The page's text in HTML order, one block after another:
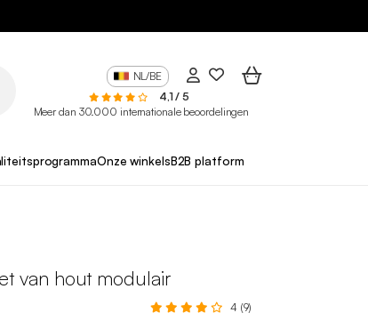
NL/BE
4,1 / 5
Meer dan 30.000 internationale beoordelingen
Onze winkelsB2B platform
van hout modulair
4 (9)